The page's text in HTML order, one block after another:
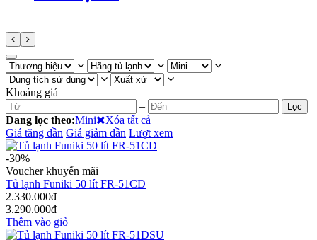
Khoảng giá
–
Lọc
Đang lọc theo:Mini
Xóa tất cả
Giá tăng dần Giá giảm dần Lượt xem
-30%
Voucher khuyến mãi
Tủ lạnh Funiki 50 lít FR-51CD
2.330.000đ
3.290.000đ
Thêm vào giỏ